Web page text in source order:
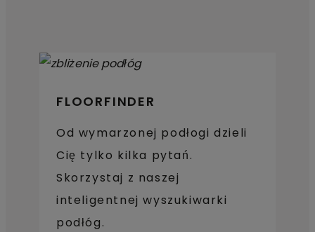
FLOORFINDER
Od wymarzonej podłogi dzieli
Cię tylko kilka pytań.
Skorzystaj z naszej
inteligentnej wyszukiwarki
podłóg.